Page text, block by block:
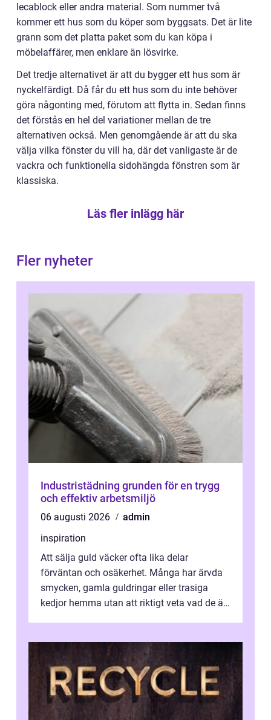
lecablock eller andra material. Som nummer två
kommer ett hus som du köper som byggsats. Det är lite
grann som det platta paket som du kan köpa i
möbelaffärer, men enklare än lösvirke.
Det tredje alternativet är att du bygger ett hus som är
nyckelfärdigt. Då får du ett hus som du inte behöver
göra någonting med, förutom att flytta in. Sedan finns
det förstås en hel del variationer mellan de tre
alternativen också. Men genomgående är att du ska
välja vilka fönster du vill ha, där det vanligaste är de
vackra och funktionella sidohängda fönstren som är
klassiska.
Läs fler inlägg här
Fler nyheter
Industristädning grunden för en trygg
och effektiv arbetsmiljö
06 augusti 2026
admin
inspiration
Att sälja guld väcker ofta lika delar
förväntan och osäkerhet. Många har ärvda
smycken, gamla guldringar eller trasiga
kedjor hemma utan att riktigt veta vad de är